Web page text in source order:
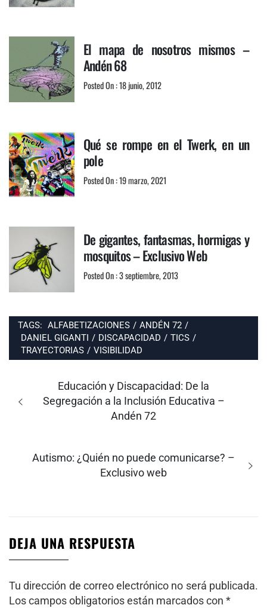
El mapa de nosotros mismos –
Andén 68
Posted On : 18 junio, 2012
Qué se rompe en el Twerk, en un
pole
Posted On : 19 marzo, 2021
De gigantes, fantasmas, hormigas y
mosquitos – Exclusivo Web
Posted On : 3 septiembre, 2013
TAGS: ALFABETIZACIONES / ANDÉN 72 /
DANIEL GIGANTI / DISCAPACIDAD / TICS /
TRAYECTORIAS / VISIBILIDAD
entradas
Entrada
anterior:
Educación y Discapacidad: De la
Segregación a la Inclusión Educativa –
Andén 72
Entrada
Autismo: ¿Quién no puede comunicarse? –
Exclusivo web
DEJA UNA RESPUESTA
Tu dirección de correo electrónico no será publicada.
Los campos obligatorios están marcados con *